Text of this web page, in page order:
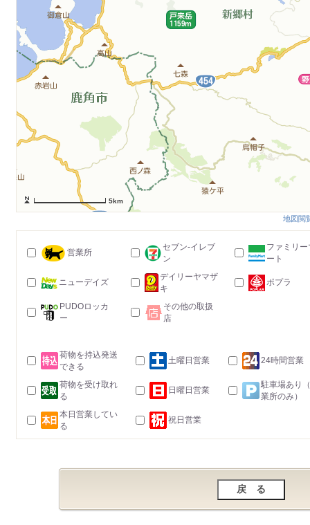
5km
地図閲
営業所
セブン-イレブ
ン
ファミリー
ート
ニューデイズ
デイリーヤマザ
キ
ポプラ
PUDOロッカ
ー
その他の取扱
店
荷物を持込発送
できる
土曜日営業 24時間営業
荷物を受け取れ
る
日曜日営業
駐車場あり
業所のみ）
本日営業してい
る
祝日営業